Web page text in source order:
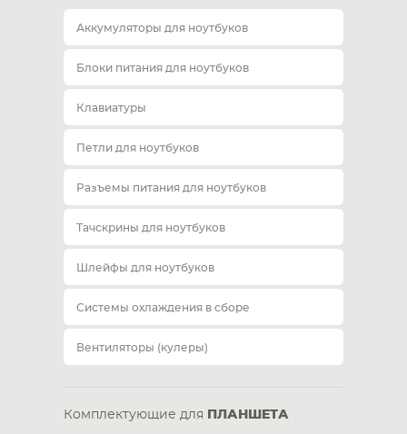
Аккумуляторы для ноутбуков
Блоки питания для ноутбуков
Клавиатуры
Петли для ноутбуков
Разъемы питания для ноутбуков
Тачскрины для ноутбуков
Шлейфы для ноутбуков
Системы охлаждения в сборе
Вентиляторы (кулеры)
Комплектующие для ПЛАНШЕТА